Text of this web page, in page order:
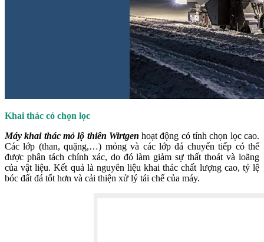
Khai thác có chọn lọc
Máy khai thác mỏ lộ thiên Wirtgen hoạt động có tính chọn lọc cao.
Các lớp (than, quặng,…) mỏng và các lớp đá chuyển tiếp có thể
được phân tách chính xác, do đó làm giảm sự thất thoát và loãng
của vật liệu. Kết quả là nguyên liệu khai thác chất lượng cao, tỷ lệ
bóc đất đá tốt hơn và cải thiện xử lý tái chế của máy.